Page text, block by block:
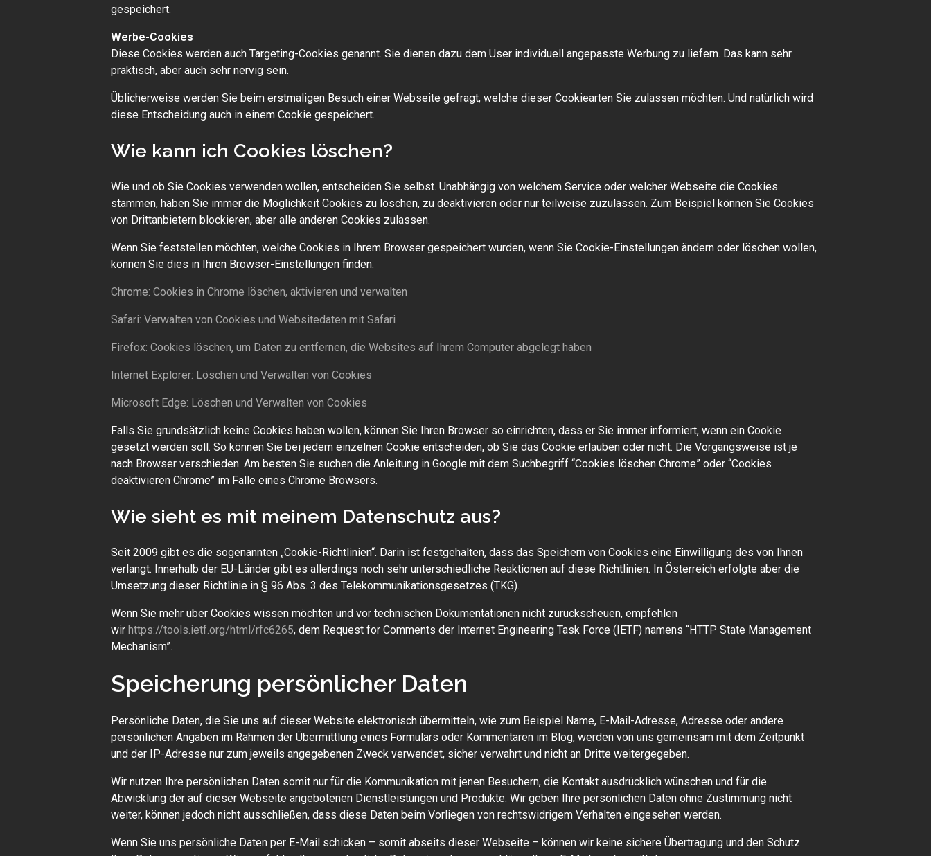
gespeichert.
Werbe-Cookies
Diese Cookies werden auch Targeting-Cookies genannt. Sie dienen dazu dem User individuell angepasste Werbung zu liefern. Das kann sehr
praktisch, aber auch sehr nervig sein.
Üblicherweise werden Sie beim erstmaligen Besuch einer Webseite gefragt, welche dieser Cookiearten Sie zulassen möchten. Und natürlich wird
diese Entscheidung auch in einem Cookie gespeichert.
Wie kann ich Cookies löschen?
Wie und ob Sie Cookies verwenden wollen, entscheiden Sie selbst. Unabhängig von welchem Service oder welcher Webseite die Cookies
stammen, haben Sie immer die Möglichkeit Cookies zu löschen, zu deaktivieren oder nur teilweise zuzulassen. Zum Beispiel können Sie Cookies
von Drittanbietern blockieren, aber alle anderen Cookies zulassen.
Wenn Sie feststellen möchten, welche Cookies in Ihrem Browser gespeichert wurden, wenn Sie Cookie-Einstellungen ändern oder löschen wollen,
können Sie dies in Ihren Browser-Einstellungen finden:
Chrome: Cookies in Chrome löschen, aktivieren und verwalten
Safari: Verwalten von Cookies und Websitedaten mit Safari
Firefox: Cookies löschen, um Daten zu entfernen, die Websites auf Ihrem Computer abgelegt haben
Internet Explorer: Löschen und Verwalten von Cookies
Microsoft Edge: Löschen und Verwalten von Cookies
Falls Sie grundsätzlich keine Cookies haben wollen, können Sie Ihren Browser so einrichten, dass er Sie immer informiert, wenn ein Cookie
gesetzt werden soll. So können Sie bei jedem einzelnen Cookie entscheiden, ob Sie das Cookie erlauben oder nicht. Die Vorgangsweise ist je
nach Browser verschieden. Am besten Sie suchen die Anleitung in Google mit dem Suchbegriff “Cookies löschen Chrome” oder “Cookies
deaktivieren Chrome” im Falle eines Chrome Browsers.
Wie sieht es mit meinem Datenschutz aus?
Seit 2009 gibt es die sogenannten „Cookie-Richtlinien“. Darin ist festgehalten, dass das Speichern von Cookies eine Einwilligung des von Ihnen
verlangt. Innerhalb der EU-Länder gibt es allerdings noch sehr unterschiedliche Reaktionen auf diese Richtlinien. In Österreich erfolgte aber die
Umsetzung dieser Richtlinie in § 96 Abs. 3 des Telekommunikationsgesetzes (TKG).
Wenn Sie mehr über Cookies wissen möchten und vor technischen Dokumentationen nicht zurückscheuen, empfehlen
wir https://tools.ietf.org/html/rfc6265, dem Request for Comments der Internet Engineering Task Force (IETF) namens “HTTP State Management
Mechanism”.
Speicherung persönlicher Daten
Persönliche Daten, die Sie uns auf dieser Website elektronisch übermitteln, wie zum Beispiel Name, E-Mail-Adresse, Adresse oder andere
persönlichen Angaben im Rahmen der Übermittlung eines Formulars oder Kommentaren im Blog, werden von uns gemeinsam mit dem Zeitpunkt
und der IP-Adresse nur zum jeweils angegebenen Zweck verwendet, sicher verwahrt und nicht an Dritte weitergegeben.
Wir nutzen Ihre persönlichen Daten somit nur für die Kommunikation mit jenen Besuchern, die Kontakt ausdrücklich wünschen und für die
Abwicklung der auf dieser Webseite angebotenen Dienstleistungen und Produkte. Wir geben Ihre persönlichen Daten ohne Zustimmung nicht
weiter, können jedoch nicht ausschließen, dass diese Daten beim Vorliegen von rechtswidrigem Verhalten eingesehen werden.
Wenn Sie uns persönliche Daten per E-Mail schicken – somit abseits dieser Webseite – können wir keine sichere Übertragung und den Schutz